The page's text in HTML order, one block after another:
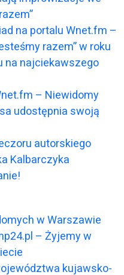
na portalu Wnet.fm –
razem” w roku
na najciekawszego
– Niewidomy
udostępnia swoją
autorskiego
Kalbarczyka
w Warszawie
– Żyjemy w
kujawsko-